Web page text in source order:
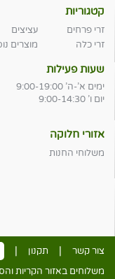
קטגוריות
זרי פרחים עציצים
זרי כלה
מוצרים
שעות פעילות
ימים א'-ה' 9:00-19:00
יום ו' 9:00-14:30
אזורי חלוקה
משלוחי החנות
צור קשר | תקנון |
משלוחים באזור הקריות